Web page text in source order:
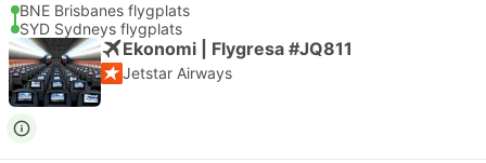
BNE Brisbanes flygplats
SYD Sydneys flygplats
Ekonomi | Flygresa #JQ811
Jetstar Airways